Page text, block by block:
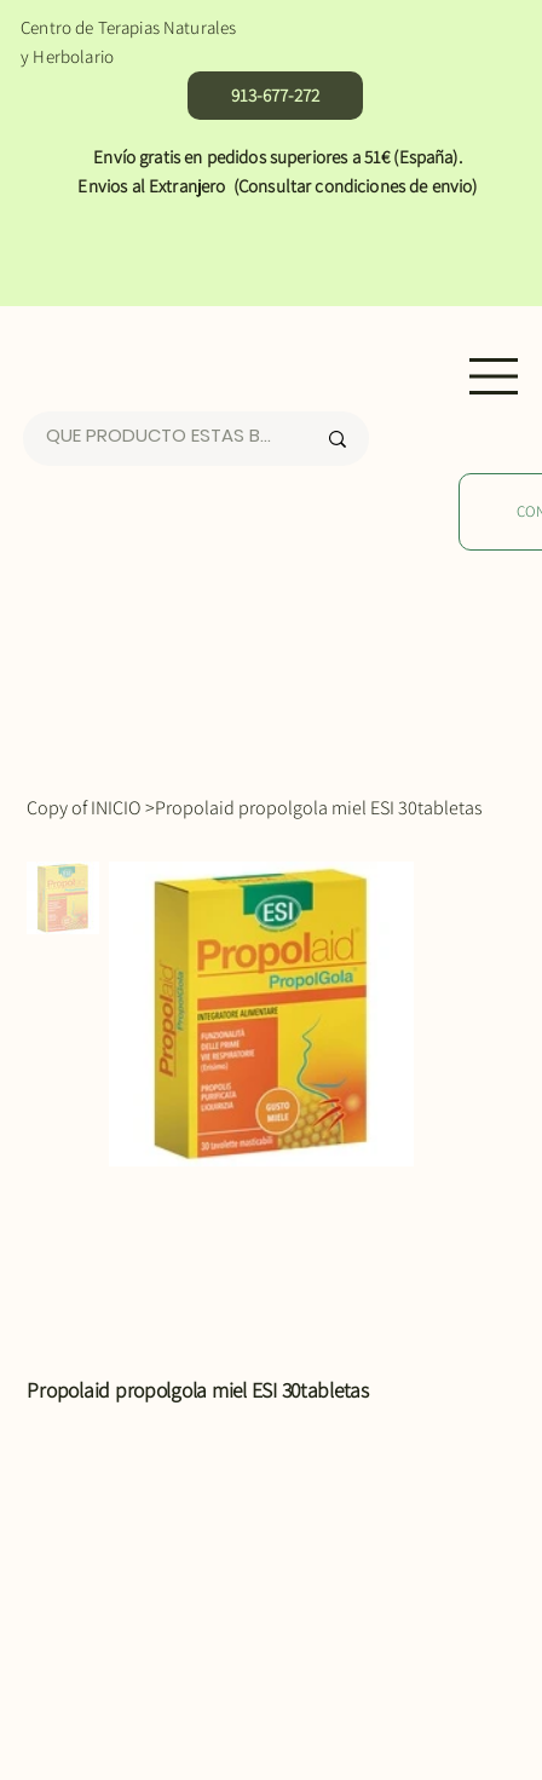
Centro de Terapias Naturales
y Herbolario
913-677-272
Envío gratis en pedidos superiores a 51€ (España).
Envios al Extranjero (Consultar condiciones de envio)
Copy of INICIO >Propolaid propolgola miel ESI 30tabletas
Propolaid propolgola miel ESI 30tabletas